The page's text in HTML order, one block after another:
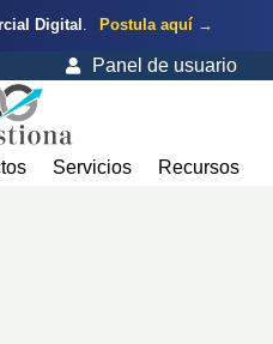
Digital . Postula aquí →
Panel de usuario
Servicios Recursos